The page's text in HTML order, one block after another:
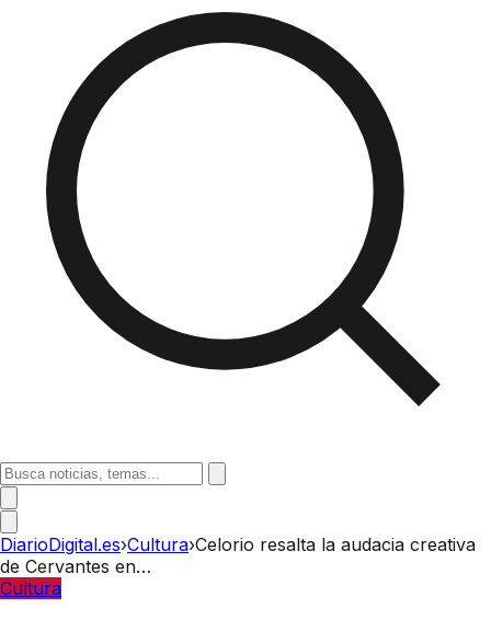
DiarioDigital.es›Cultura›Celorio resalta la audacia creativa
de Cervantes en…
Cultura